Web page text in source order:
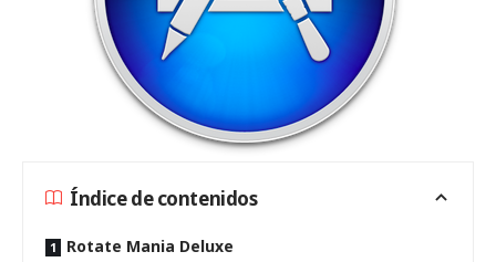
Índice de contenidos
Rotate Mania Deluxe